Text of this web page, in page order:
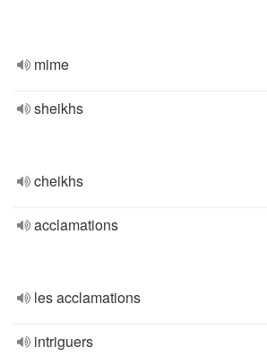
mime
sheikhs
cheikhs
acclamations
les acclamations
intriguers